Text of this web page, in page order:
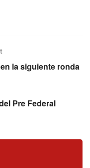
la siguiente ronda
Pre Federal